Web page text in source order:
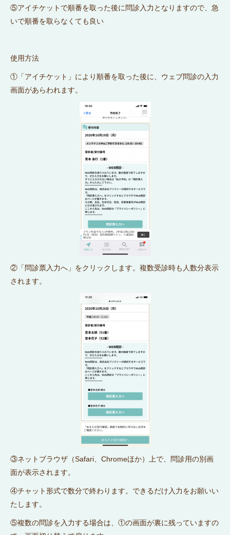
⑤アイチケットで順番を取った後に問診入力となりますので、急
いで順番を取らなくても良い
使用方法
①「アイチケット」により順番を取った後に、ウェブ問診の入力
画面があらわれます。
②「問診票入力へ」をクリックします。複数受診時も人数分表示
されます。
③ネットブラウザ（Safari、Chromeほか）上で、問診用の別画
面が表示されます。
④チャット形式で数分で終わります。できるだけ入力をお願いい
たします。
⑤複数の問診を入力する場合は、①の画面が裏に残っていますの